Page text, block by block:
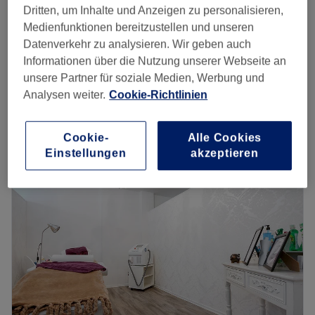
Wimpernverlängerung - Neuanlage 1:1 Technik
2 Std.
60 €
Wimpernverlängerung - Neuanlage
Volumentechnik
2 Std.
Montag 09:30–20:00
Dienstag
09:30–20:00
Mittwoch
09:30–20:00
Freitag
Samstag
18:00
Sonntag
10:00–18:00
Du hast einen besonderen Anlass vor dir und möchtest
absolut top aussehen und deine natürliche Schönheit
Dritten, um Inhalte und Anzeigen zu personalisieren,
Medienfunktionen bereitzustellen und unseren
Datenverkehr zu analysieren. Wir geben auch
Informationen über die Nutzung unserer Webseite an
unsere Partner für soziale Medien, Werbung und
Analysen weiter. Cookie-Richtlinien
Cookie-
Einstellungen
Alle Cookies
akzeptieren